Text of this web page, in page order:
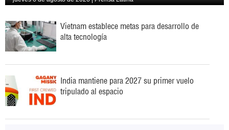
Vietnam establece metas para desarrollo de
alta tecnología
India mantiene para 2027 su primer vuelo
tripulado al espacio